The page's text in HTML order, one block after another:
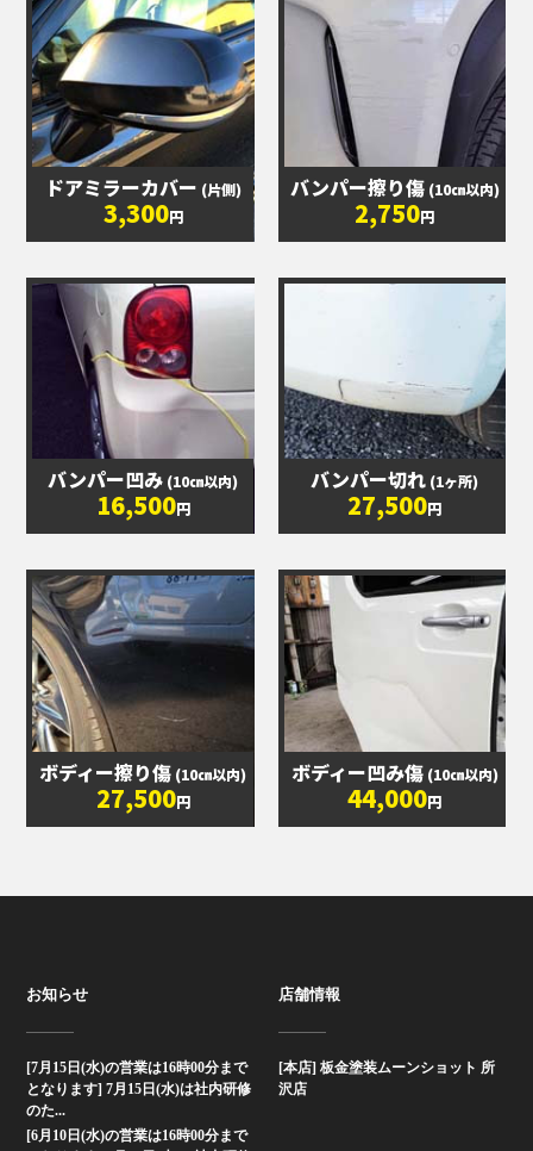
ドアミラーカバー (片側)
3,300円
バンパー擦り傷 (10㎝以内)
2,750円
バンパー凹み (10㎝以内)
16,500円
バンパー切れ (1ヶ所)
27,500円
ボディー擦り傷 (10㎝以内)
27,500円
ボディー凹み傷 (10㎝以内)
44,000円
お知らせ
[7月15日(水)の営業は16時00分まで
となります] 7月15日(水)は社内研修
のた...
[6月10日(水)の営業は16時00分まで
店舗情報
[本店] 板金塗装ムーンショット 所
沢店